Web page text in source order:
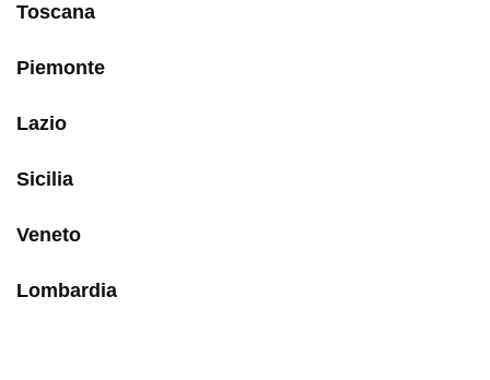
Toscana
Piemonte
Lazio
Sicilia
Veneto
Lombardia